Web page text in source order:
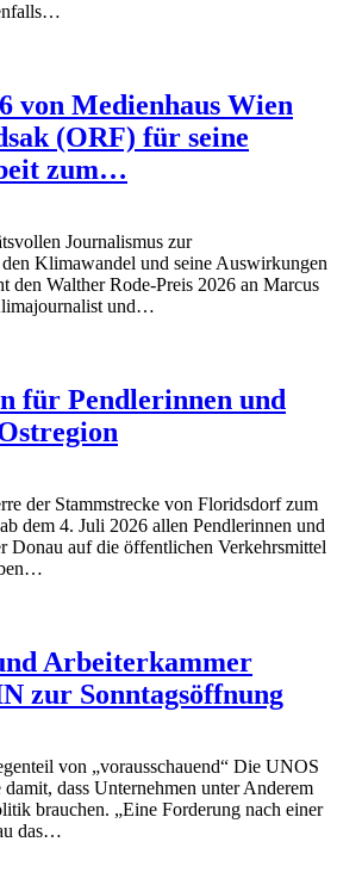
…
von Medienhaus Wien
(ORF) für seine
zum…
Journalismus zur
Klimawandel und seine Auswirkungen
den Walther Rode-Preis 2026 an Marcus
und…
für Pendlerinnen und
der Stammstrecke von Floridsdorf zum
dem 4. Juli 2026 allen Pendlerinnen und
Donau auf die öffentlichen Verkehrsmittel
…
Arbeiterkammer
zur Sonntagsöffnung
von „vorausschauend“ Die UNOS
dass Unternehmen unter Anderem
brauchen. „Eine Forderung nach einer
das…